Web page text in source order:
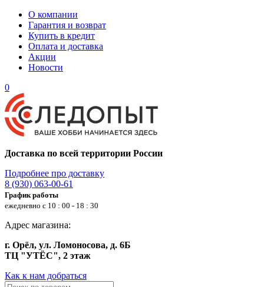
О компании
Гарантия и возврат
Купить в кредит
Оплата и доставка
Акции
Новости
0
Доставка по всей территории России
Подробнее про доставку
8 (930) 063-00-61
График работы
ежедневно с 10 : 00 - 18 : 30
Адрес магазина:
г. Орёл, ул. Ломоносова, д. 6Б
ТЦ "УТЁС", 2 этаж
Как к нам добраться